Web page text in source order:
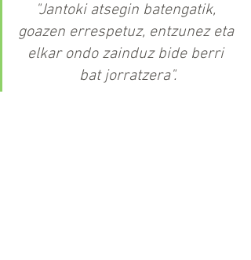
"Jantoki atsegin batengatik,
goazen errespetuz, entzunez eta
elkar ondo zainduz bide berri
bat jorratzera".